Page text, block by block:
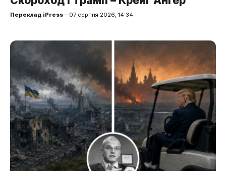
Переклад iPress – 07 серпня 2026, 14:34